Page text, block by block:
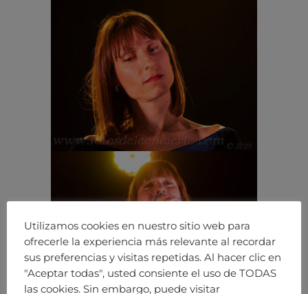
Utilizamos cookies en nuestro sitio web para
ofrecerle la experiencia más relevante al recordar
sus preferencias y visitas repetidas. Al hacer clic en
"Aceptar todas", usted consiente el uso de TODAS
las cookies. Sin embargo, puede visitar